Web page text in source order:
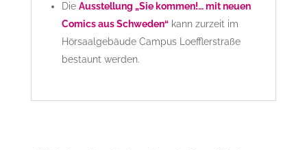
Die Ausstellung „Sie kommen!… mit neuen
Comics aus Schweden“kann zurzeit im
Hörsaalgebäude Campus Loefflerstraße
bestaunt werden.